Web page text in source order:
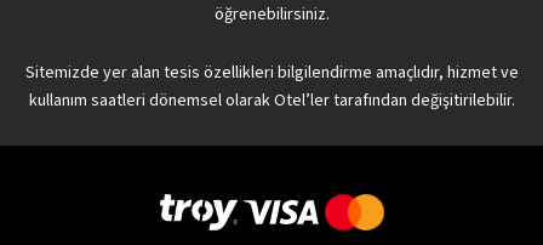
öğrenebilirsiniz.
Sitemizde yer alan tesis özellikleri bilgilendirme amaçlıdır, hizmet ve
kullanım saatleri dönemsel olarak Otel’ler tarafından değişitirilebilir.